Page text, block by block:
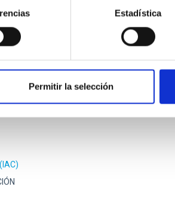
Estadística
Permitir la selección
por la que se convoca proceso selectivo
profesional de Jefe/a
(Grupo Profesional 2). JEFE
106).